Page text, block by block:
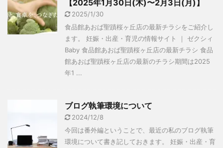
【2025年1月30日(木)〜2月3日(月)】
2025/1/30
食品館あおば聖蹟桜ヶ丘店の最新チラシをご紹介し
ます。 妊娠・出産・育児の情報サイト ｜ ゼクシィ
Baby 食品館あおば聖蹟桜ヶ丘店の最新チラシ 食品
館あおば聖蹟桜ヶ丘店の最新のチラシ期間は2025
年1 ...
ブログ執筆環境について
2024/12/8
今回は番外編ということで、最近の私のブログ執筆
環境について書き記しておきます。 妊娠・出産・育